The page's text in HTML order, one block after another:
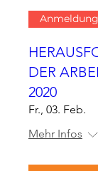
DER
2020
Fr., 03. Feb.
Mehr Infos